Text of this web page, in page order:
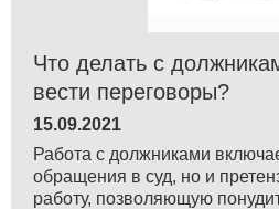
Что делать с
вести переговоры?
15.09.2021
Работа с должниками
обращения в суд, но и
работу, позволяющую